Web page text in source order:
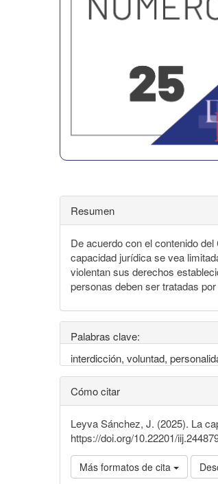
Resumen
De acuerdo con el contenido
capacidad jurídica se vea
violentan sus derechos
personas deben ser tratadas por
Palabras clave:
interdicción, voluntad,
Cómo citar
Leyva Sánchez, J. (2025). La
https://doi.org/10.22201/
Más formatos de cita